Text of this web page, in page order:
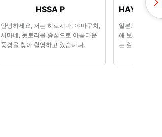
HSSA P
안녕하세요, 저는 히로시마, 야마구치,
시마네, 돗토리를 중심으로 아름다운
풍경을 찾아 촬영하고 있습니다.
일본의?? 절경
해 보시기 바랍
는 일본의 풍경